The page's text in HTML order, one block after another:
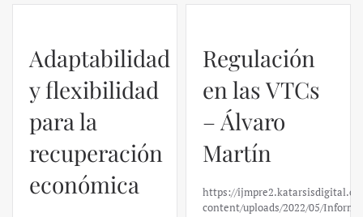
Adaptabilidad
y flexibilidad
para la
recuperación
económica
Regulación
en las VTCs
– Álvaro
Martín
https://
content/uploads/2022/05/